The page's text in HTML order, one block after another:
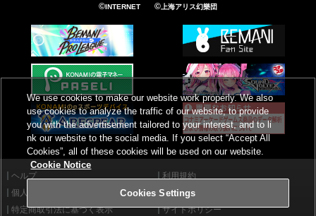
©INTERNET ©上海アリス幻樂団
ヘルプ
利用規約
個人情報等保護方針
外部送信について
特定商取引法に基づく表示
サイトポリシー
We use cookies to make our website work properly. We also
use cookies to analyze the traffic of our website, to provide
you with the advertisement tailored to your interest, and to li
nk our website to the social media. If you select “Accept All
Cookies”, all of these cookies will be used on our website.
Cookie Notice
Cookies Settings